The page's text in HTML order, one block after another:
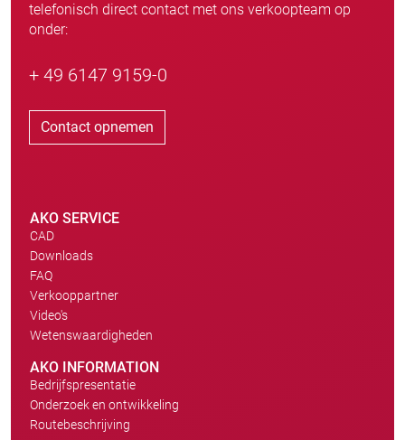
telefonisch direct contact met ons verkoopteam op
onder:
+ 49 6147 9159-0
Contact opnemen
AKO SERVICE
CAD
Downloads
FAQ
Verkooppartner
Video's
Wetenswaardigheden
AKO INFORMATION
Bedrijfspresentatie
Onderzoek en ontwikkeling
Routebeschrijving